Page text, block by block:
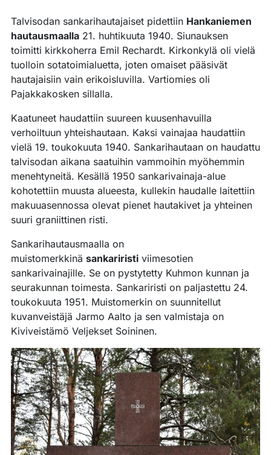
Talvisodan sankarihautajaiset pidettiin Hankaniemen
hautausmaalla21. huhtikuuta 1940. Siunauksen
toimitti kirkkoherra Emil Rechardt. Kirkonkylä oli vielä
tuolloin sotatoimialuetta, joten omaiset pääsivät
hautajaisiin vain erikoisluvilla. Vartiomies oli
Pajakkakosken sillalla.
Kaatuneet haudattiin suureen kuusenhavuilla
verhoiltuun yhteishautaan. Kaksi vainajaa haudattiin
vielä 19. toukokuuta 1940. Sankarihautaan on haudattu
talvisodan aikana saatuihin vammoihin myöhemmin
menehtyneitä. Kesällä 1950 sankarivainaja-alue
kohotettiin muusta alueesta, kullekin haudalle laitettiin
makuuasennossa olevat pienet hautakivet ja yhteinen
suuri graniittinen risti.
Sankarihautausmaalla on
muistomerkkinä sankariristiviimesotien
sankarivainajille. Se on pystytetty Kuhmon kunnan ja
seurakunnan toimesta. Sankariristi on paljastettu 24.
toukokuuta 1951. Muistomerkin on suunnitellut
kuvanveistäjä Jarmo Aalto ja sen valmistaja on
Kiviveistämö Veljekset Soininen.